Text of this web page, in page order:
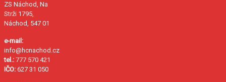
ZS Náchod, Na
Strži 1795,
Náchod, 547 01
e-mail:
info@hcnachod.cz
tel.: 777 570 421
IČO: 627 31 050